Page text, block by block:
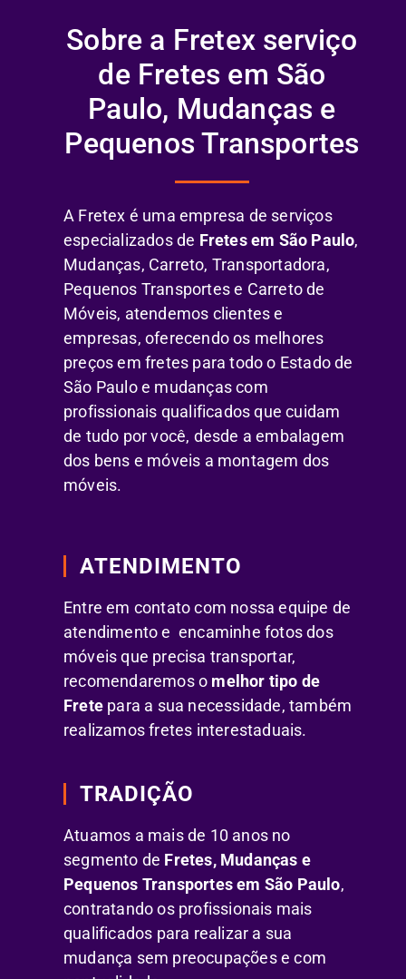
Sobre a Fretex serviço
de Fretes em São
Paulo, Mudanças e
Pequenos Transportes
A Fretex é uma empresa de serviços
especializados de Fretes em São Paulo,
Mudanças, Carreto, Transportadora,
Pequenos Transportes e Carreto de
Móveis, atendemos clientes e
empresas, oferecendo os melhores
preços em fretes para todo o Estado de
São Paulo e mudanças com
profissionais qualificados que cuidam
de tudo por você, desde a embalagem
dos bens e móveis a montagem dos
móveis.
ATENDIMENTO
Entre em contato com nossa equipe de
atendimento e encaminhe fotos dos
móveis que precisa transportar,
recomendaremos o melhor tipo de
Frete para a sua necessidade, também
realizamos fretes interestaduais.
TRADIÇÃO
Atuamos a mais de 10 anos no
segmento de Fretes, Mudanças e
Pequenos Transportes em São Paulo,
contratando os profissionais mais
qualificados para realizar a sua
mudança sem preocupações e com